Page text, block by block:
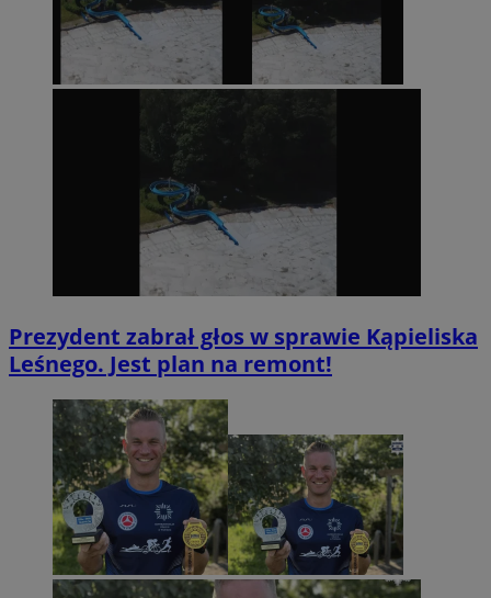
Prezydent zabrał głos w sprawie Kąpieliska
Leśnego. Jest plan na remont!